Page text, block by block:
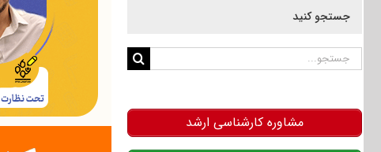
جستجو کنید
جستجو
مشاوره کارشناسی ارشد